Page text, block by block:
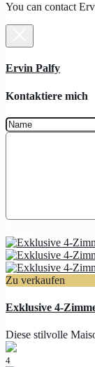
You can contact
Ervin Palfy
Kontaktiere mich
Zu verkaufen
Exklusive 4-
Diese stilvolle
4